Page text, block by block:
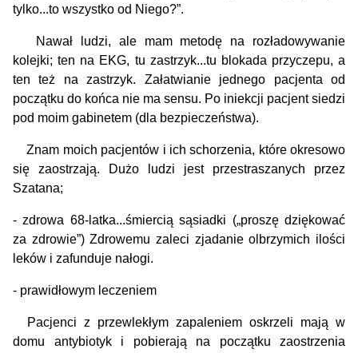
tylko...to wszystko od Niego?”.
Nawał ludzi, ale mam metodę na rozładowywanie
kolejki; ten na EKG, tu zastrzyk...tu blokada przyczepu, a
ten też na zastrzyk. Załatwianie jednego pacjenta od
początku do końca nie ma sensu. Po iniekcji pacjent siedzi
pod moim gabinetem (dla bezpieczeństwa).
Znam moich pacjentów i ich schorzenia, które okresowo
się zaostrzają. Dużo ludzi jest przestraszanych przez
Szatana;
- zdrowa 68-latka...śmiercią sąsiadki („proszę dziękować
za zdrowie”) Zdrowemu zaleci zjadanie olbrzymich ilości
leków i zafunduje nałogi.
- prawidłowym leczeniem
Pacjenci z przewlekłym zapaleniem oskrzeli mają w
domu antybiotyk i pobierają na początku zaostrzenia